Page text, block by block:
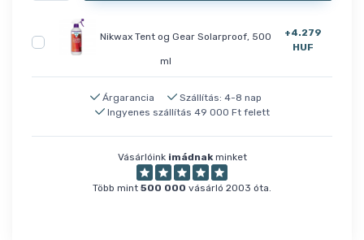
Nikwax Tent og Gear Solarproof, 500
ml
+4.279
HUF
Árgarancia
Szállítás: 4-8 nap
Ingyenes szállítás 49 000 Ft felett
Vásárlóink imádnakminket
Több mint 500 000 vásárló 2003 óta.